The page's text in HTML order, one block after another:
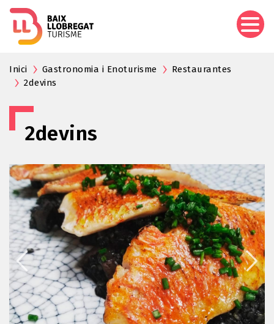
Inici Gastronomia i Enoturisme
Restaurantes
2devins
2devins